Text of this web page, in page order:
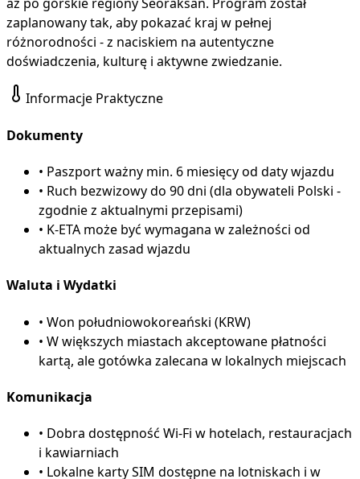
aż po górskie regiony Seoraksan. Program został
zaplanowany tak, aby pokazać kraj w pełnej
różnorodności - z naciskiem na autentyczne
doświadczenia, kulturę i aktywne zwiedzanie.
Informacje Praktyczne
Dokumenty
• Paszport ważny min. 6 miesięcy od daty wjazdu
• Ruch bezwizowy do 90 dni (dla obywateli Polski -
zgodnie z aktualnymi przepisami)
• K-ETA może być wymagana w zależności od
aktualnych zasad wjazdu
Waluta i Wydatki
• Won południowokoreański (KRW)
• W większych miastach akceptowane płatności
kartą, ale gotówka zalecana w lokalnych miejscach
Komunikacja
• Dobra dostępność Wi-Fi w hotelach, restauracjach
i kawiarniach
• Lokalne karty SIM dostępne na lotniskach i w